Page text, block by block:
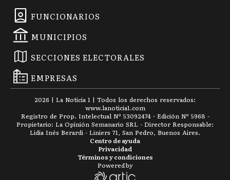
FUNCIONARIOS
MUNICIPIOS
SECCIONES ELECTORALES
EMPRESAS
2026 | La Noticia 1 | Todos los derechos reservados:
www.lanoticia1.com
Registro de Prop. Intelectual Nº 53092474 · Edición Nº 5968 -
Propietario: La Opinión Semanario SRL - Director Responsable:
Lidia Inés Berardi - Liniers 71, San Pedro, Buenos Aires.
Términos y condiciones
Privacidad
Centro de ayuda
Powered by